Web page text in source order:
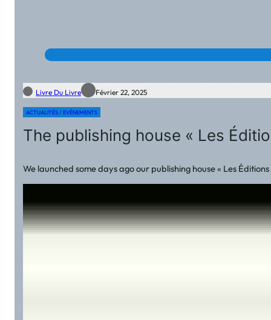
Livre Du Livre Février 22, 2025
ACTUALITÉS / EVÉNEMENTS
The publishing house « Les
We launched some days ago our publishing house « Les